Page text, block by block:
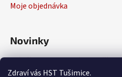
Zdraví vás HST Tušimice.
Moje objednávka
Novinky
Výběr elektrického nářadí
29.1.2026